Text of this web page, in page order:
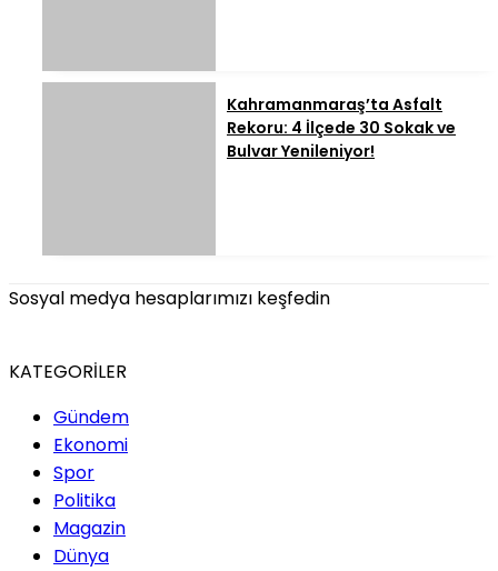
Kahramanmaraş’ta Asfalt
Rekoru: 4 İlçede 30 Sokak ve
Bulvar Yenileniyor!
Sosyal medya hesaplarımızı keşfedin
KATEGORİLER
Gündem
Ekonomi
Spor
Politika
Magazin
Dünya